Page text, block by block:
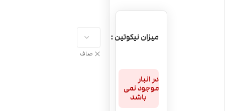
میزان نیکوتین
صاف
در انبار
موجود نمی
باشد